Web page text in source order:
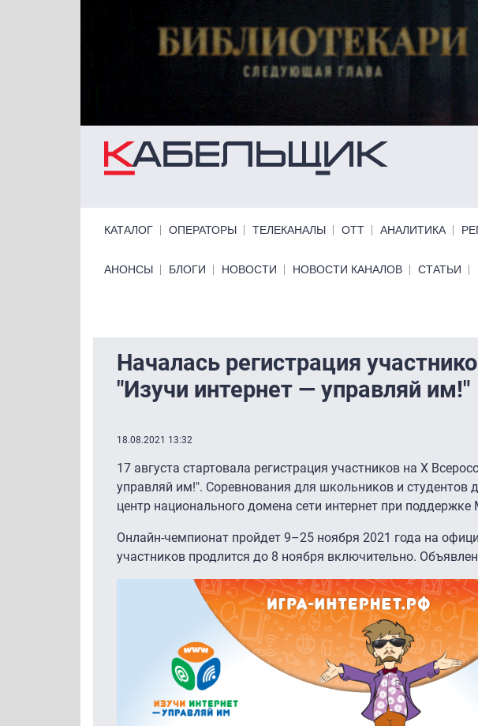
КАТАЛОГ ОПЕРАТОРЫ ТЕЛЕКАНАЛЫ ОТТ АНАЛИТИКА
Primary links bottom
АНОНСЫ БЛОГИ НОВОСТИ НОВОСТИ КАНАЛОВ СТАТЬИ
Началась регистрация
"Изучи интернет — управляй им!"
18.08.2021 13:32
17 августа стартовала регистрация участников на X
управляй им!". Соревнования для школьников и студентов
центр национального домена сети интернет при
Онлайн-чемпионат пройдет 9–25 ноября 2021 года на
участников продлится до 8 ноября включительно.